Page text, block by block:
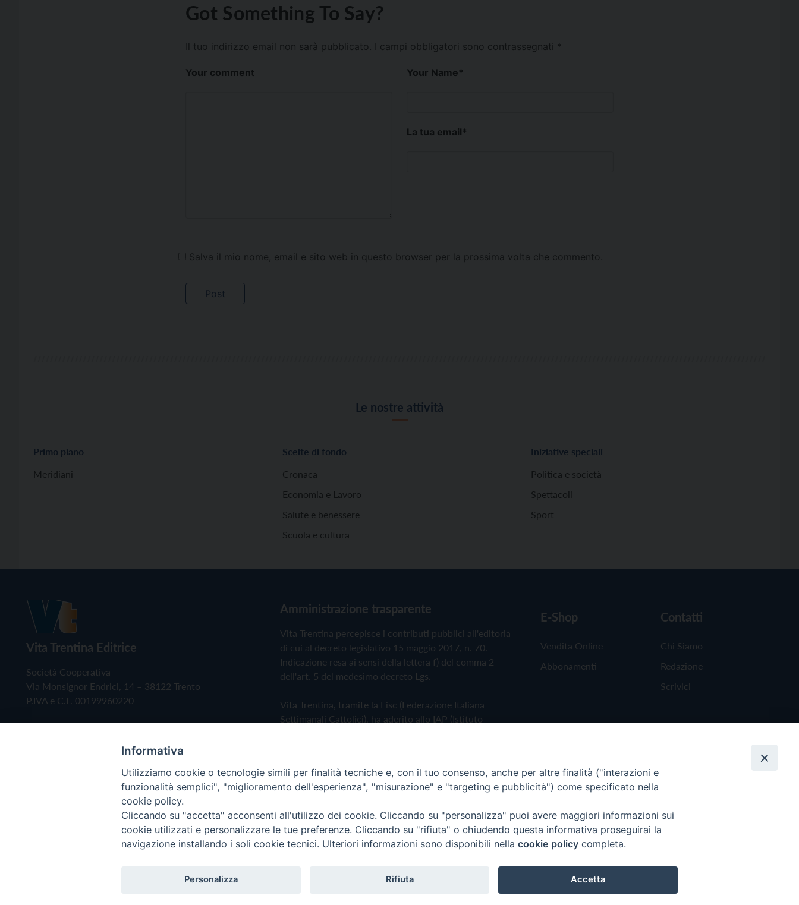
Got Something To Say?
Il tuo indirizzo email non sarà pubblicato. I campi obbligatori sono contrassegnati *
Your comment Your Name*
La tua email*
Salva il mio nome, email e sito web in questo browser per la prossima volta che commento.
Le nostre attività
Primo piano
Meridiani
Scelte di fondo
Cronaca
Economia e Lavoro
Salute e benessere
Scuola e cultura
Iniziative speciali
Politica e società
Spettacoli
Sport
Vita Trentina Editrice
Società Cooperativa
Via Monsignor Endrici, 14 – 38122 Trento
P.IVA e C.F. 00199960220
Amministrazione trasparente
Vita Trentina percepisce i contributi pubblici all'editoria
di cui al decreto legislativo 15 maggio 2017, n. 70.
Indicazione resa ai sensi della lettera f) del comma 2
dell'art. 5 del medesimo decreto Lgs.
Vita Trentina, tramite la Fisc (Federazione Italiana
Settimanali Cattolici), ha aderito allo IAP (Istituto
Privacy Policy Cookie Policy
E-Shop
Vendita Online
Abbonamenti
Contatti
Chi Siamo
Redazione
Scrivici
Copyright © 2019 - Tutti i diritti riservati - Vita Trentina Editrice
Informativa
Utilizziamo cookie o tecnologie simili per finalità tecniche e, con il tuo consenso, anche per altre finalità ("interazioni e
funzionalità semplici", "miglioramento dell'esperienza", "misurazione" e "targeting e pubblicità") come specificato nella
cookie policy.
Cliccando su "accetta" acconsenti all'utilizzo dei cookie. Cliccando su "personalizza" puoi avere maggiori informazioni sui
cookie utilizzati e personalizzare le tue preferenze. Cliccando su "rifiuta" o chiudendo questa informativa proseguirai la
navigazione installando i soli cookie tecnici. Ulteriori informazioni sono disponibili nella cookie policy completa.
Personalizza Rifiuta Accetta